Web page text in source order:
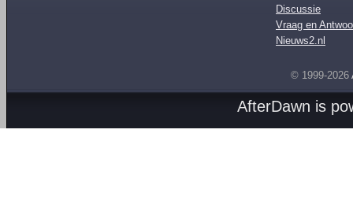
Discussie
Vraag en
Nieuws2.nl
© 1999-2026
AfterDawn is